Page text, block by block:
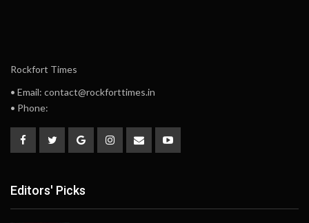
Rockfort Times
• Email: contact@rockforttimes.in
• Phone:
Editors' Picks